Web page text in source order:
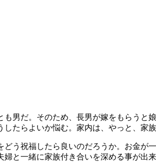
も男だ。そのため、長男が嫁をもらうと
したらよいか悩む。家内は、やっと、家
どう祝福したら良いのだろうか。お金が
婦と一緒に家族付き合いを深める事が出